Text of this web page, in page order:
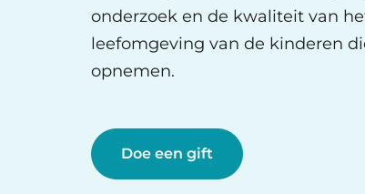
onderzoek en de kwaliteit van
leefomgeving van de kinderen
opnemen.
Doe een gift